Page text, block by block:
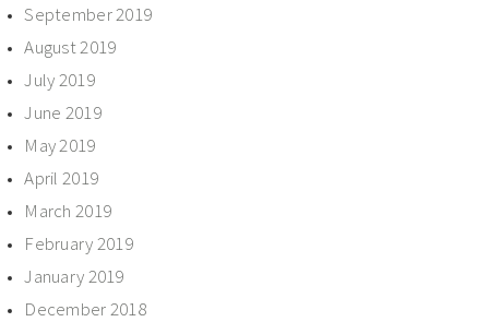
September 2019
August 2019
July 2019
June 2019
May 2019
April 2019
March 2019
February 2019
January 2019
December 2018